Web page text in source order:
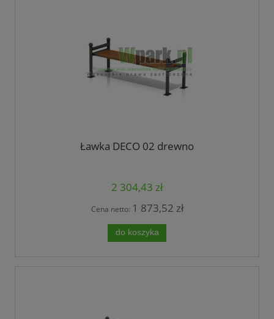
Ławka DECO 02 drewno
2 304,43 zł
Cena netto: 1 873,52 zł
do koszyka